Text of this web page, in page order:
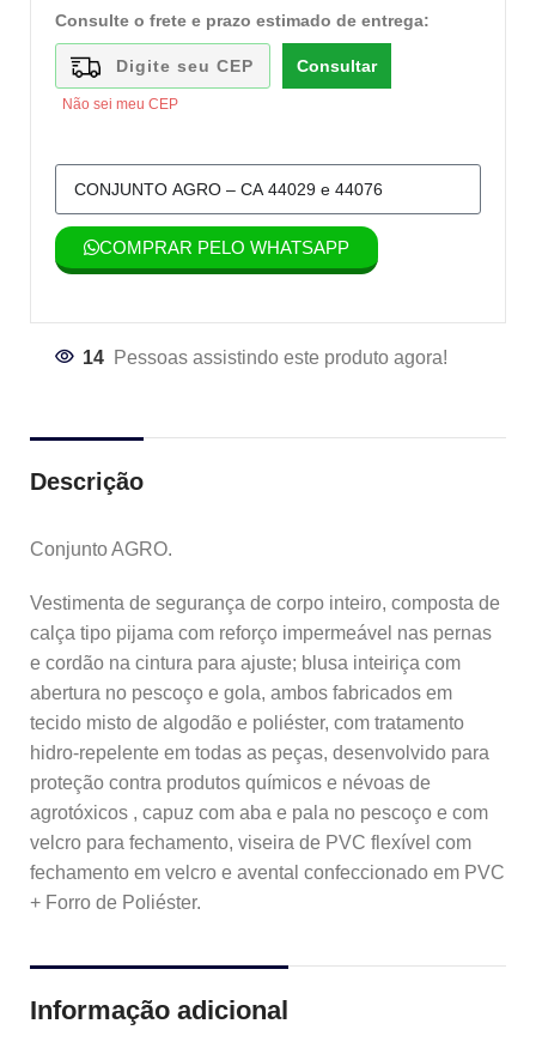
Consulte o frete e prazo estimado de entrega:
Consultar
Não sei meu CEP
COMPRAR PELO WHATSAPP
14 Pessoas assistindo este produto agora!
Descrição
Conjunto AGRO.
Vestimenta de segurança de corpo inteiro, composta de
calça tipo pijama com reforço impermeável nas pernas
e cordão na cintura para ajuste; blusa inteiriça com
abertura no pescoço e gola, ambos fabricados em
tecido misto de algodão e poliéster, com tratamento
hidro-repelente em todas as peças, desenvolvido para
proteção contra produtos químicos e névoas de
agrotóxicos , capuz com aba e pala no pescoço e com
velcro para fechamento, viseira de PVC flexível com
fechamento em velcro e avental confeccionado em PVC
+ Forro de Poliéster.
Informação adicional